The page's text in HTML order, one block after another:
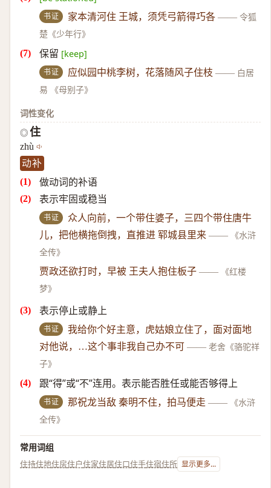
书证 家本清河住 王城，须凭弓箭得巧各 —— 令狐
楚《少年行》
保留 [keep]
书证 应似园中桃李树，花落随风子住枝 —— 白居
易 《母别子》
词性变化
◎ 住
zhù
动补
做动词的补语
表示牢固或稳当
书证
众人向前，一个带住婆子，三四个带住唐牛
儿，把他横拖倒拽，直推进 郓城县里来 ——
《水浒
全传》
贾政还欲打时，早被 王夫人抱住板子 ——
《红楼
梦》
表示停止或静上
书证
我给你个好主意，虎姑娘立住了，面对面地
对他说，…这个事非我自己办不可 —— 老舍《骆驼祥
子》
跟“得”或“不”连用。表示能否胜任或能否够得上
书证 那祝龙当敌 秦明不住，拍马便走 ——
《水浒
全传》
常用词组
住持住地住房住户住家住居住口住手住宿住所 显示更多...